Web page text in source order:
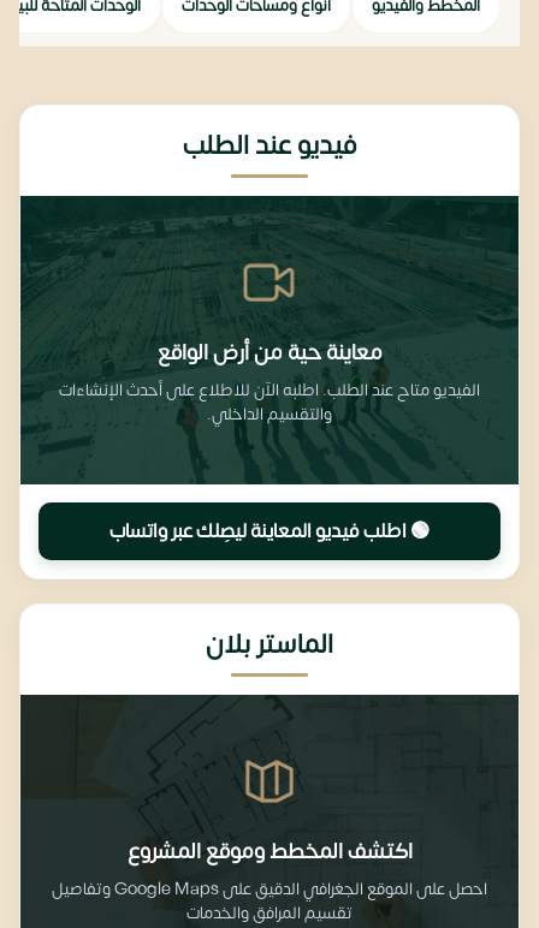
المخطط والفيديو أنواع ومساحات الوحدات الوحدات المتاحة للبيع
فيديو عند الطلب
معاينة حية من أرض الواقع
الفيديو متاح عند الطلب. اطلبه الآن للاطلاع على أحدث الإنشاءات
والتقسيم الداخلي.
🟢 اطلب فيديو المعاينة ليصِلك عبر واتساب
الماستر بلان
اكتشف المخطط وموقع المشروع
احصل على الموقع الجغرافي الدقيق على Google Maps وتفاصيل
تقسيم المرافق والخدمات